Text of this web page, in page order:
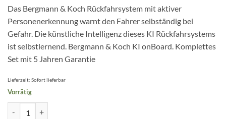
Das Bergmann & Koch Rückfahrsystem mit aktiver
Personenerkennung warnt den Fahrer selbständig bei
Gefahr. Die künstliche Intelligenz dieses KI Rückfahrsystems
ist selbstlernend. Bergmann & Koch KI onBoard. Komplettes
Set mit 5 Jahren Garantie
Lieferzeit: Sofort lieferbar
Vorrätig